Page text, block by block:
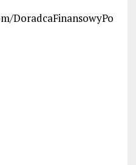
DoradcaFinansowyPo